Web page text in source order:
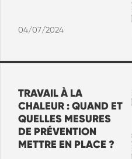
04/07/2024
TRAVAIL À LA
CHALEUR : QUAND ET
QUELLES MESURES
DE PRÉVENTION
METTRE EN PLACE ?